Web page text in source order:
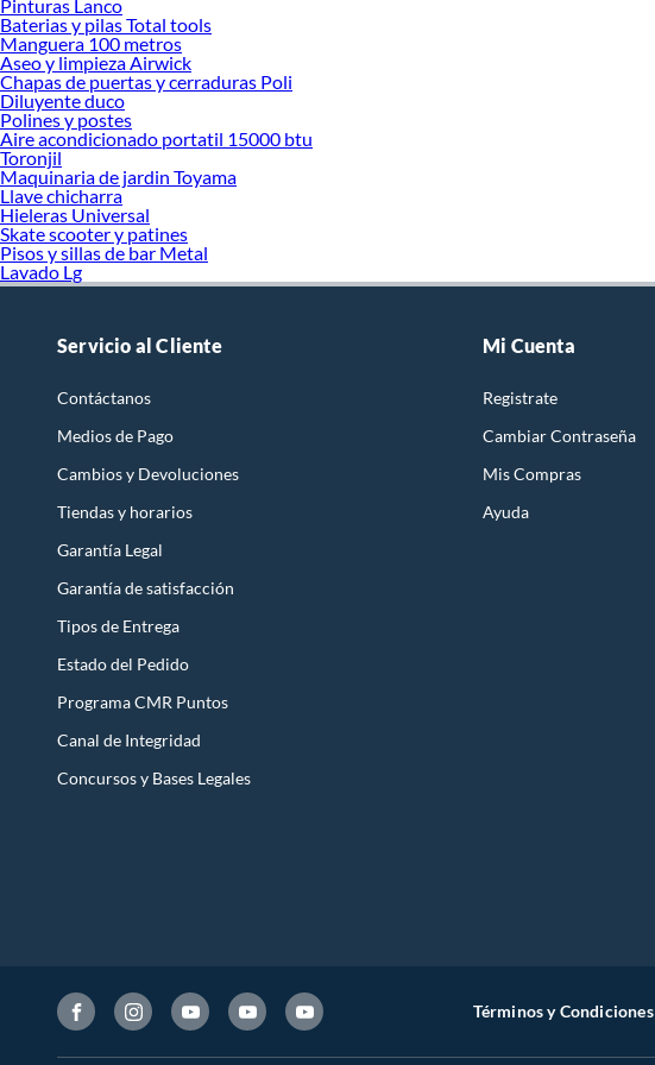
Pinturas Lanco
Baterias y pilas Total tools
Manguera 100 metros
Aseo y limpieza Airwick
Chapas de puertas y cerraduras Poli
Diluyente duco
Polines y postes
Aire acondicionado portatil 15000 btu
Toronjil
Maquinaria de jardin Toyama
Llave chicharra
Hieleras Universal
Skate scooter y patines
Pisos y sillas de bar Metal
Lavado Lg
Servicio al Cliente
Contáctanos
Medios de Pago
Cambios y Devoluciones
Tiendas y horarios
Garantía Legal
Garantía de satisfacción
Tipos de Entrega
Estado del Pedido
Programa CMR Puntos
Canal de Integridad
Concursos y Bases Legales
Mi Cuenta
Registrate
Cambiar Contraseña
Mis Compras
Ayuda
Términos y Condiciones